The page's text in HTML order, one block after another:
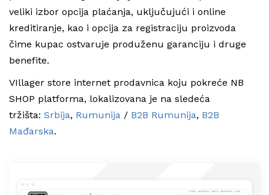
veliki izbor opcija plaćanja, uključujući i online
kreditiranje, kao i opcija za registraciju proizvoda
čime kupac ostvaruje produženu garanciju i druge
benefite.
VIllager store internet prodavnica koju pokreće NB
SHOP platforma, lokalizovana je na sledeća
tržišta: Srbija, Rumunija / B2B Rumunija, B2B
Mađarska.